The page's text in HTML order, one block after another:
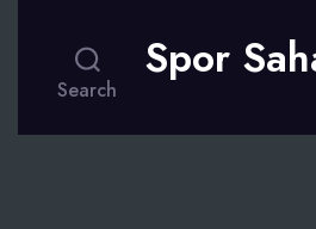
Search
Spor